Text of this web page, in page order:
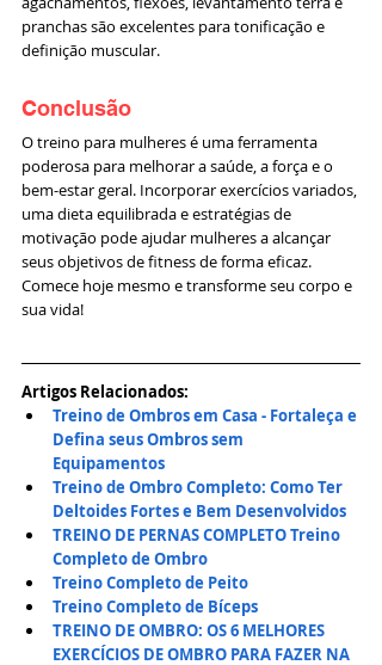
pranchas são excelentes para tonificação e
definição muscular.
Conclusão
O treino para mulheres é uma ferramenta
poderosa para melhorar a saúde, a força e o
bem-estar geral. Incorporar exercícios variados,
uma dieta equilibrada e estratégias de
motivação pode ajudar mulheres a alcançar
seus objetivos de fitness de forma eficaz.
Comece hoje mesmo e transforme seu corpo e
sua vida!
Artigos Relacionados:
Treino de Ombros em Casa - Fortaleça e
Defina seus Ombros sem
Equipamentos
Treino de Ombro Completo: Como Ter
Deltoides Fortes e Bem Desenvolvidos
TREINO DE PERNAS COMPLETOTreino
Completo de Ombro
Treino Completo de Peito
Treino Completo de Bíceps
TREINO DE OMBRO: OS 6 MELHORES
EXERCÍCIOS DE OMBRO PARA FAZER NA